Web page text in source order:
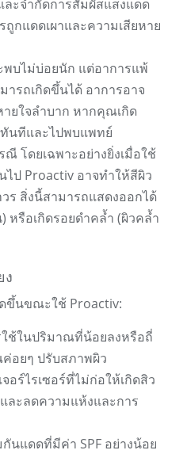
ะจำกัดการสัมผัสแสงแดด
ถูกแดดเผาและความเสียหาย
พบไม่บ่อยนัก แต่อาการแพ้
รถเกิดขึ้นได้ อาการอาจ
ยใจลำบาก หากคุณเกิด
นทีและไปพบแพทย์
ณี โดยเฉพาะอย่างยิ่งเมื่อใช้
ไป Proactiv อาจทำให้สีผิว
ร สิ่งนี้สามารถแสดงออกได้
หรือเกิดรอยดำคล้ำ (ผิวคล้ำ
ง
ดขึ้นขณะใช้ Proactiv:
ใช้ในปริมาณที่น้อยลงหรือถี่
อยๆ ปรับสภาพผิว
อร์ไรเซอร์ที่ไม่ก่อให้เกิดสิว
ะลดความแห้งและการ
นแดดที่มีค่า SPF อย่างน้อย